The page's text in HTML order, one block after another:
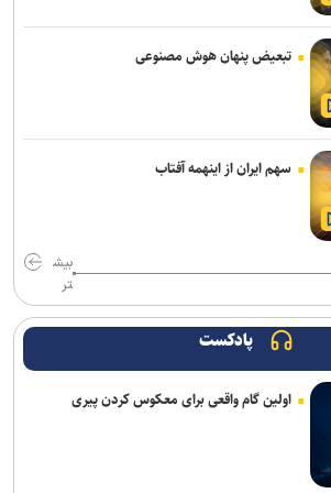
کوروت گرند اسپرت X مدل ۲۰۲۷؛ اثبات جادوی نرم‌افزار در دنیای
جامع مهر بنیاد ملی علم ایران آغاز به کار کرد
لبخندها را هم وحشتناک نشان می‌دهد
نشانه سلامت نیست
ایرانی با فناوری‌های جدید می‌توانند ایده‌های
با دستیار هوش مصنوعی که فرمان همه‌چیز را به
فکری در صنعت داروسازی گیاهی برگزار
تبعیض پنهان هوش مصنوعی
سهم ایران از اینهمه آفتاب
بیش
تر
پادکست
اولین گام واقعی برای معکوس کردن پیری